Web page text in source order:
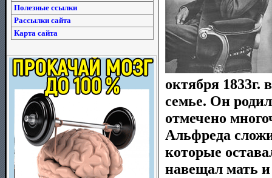
Полезные ссылки
Рассылки сайта
Карта сайта
октября 1833г.
семье. Он
отмечено
Альфреда
которые
навещал мать